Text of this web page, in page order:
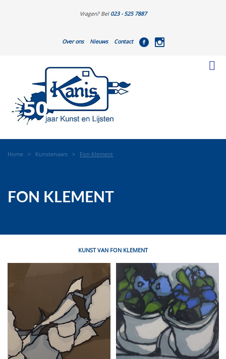
Vragen? Bel 023 - 525 7887
Over ons Nieuws Contact
Home > Kunstenaars > Fon Klement
FON KLEMENT
KUNST VAN FON KLEMENT